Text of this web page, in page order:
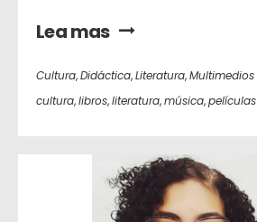
Lea mas
Cultura,Didáctica,Literatura,Multimedios
cultura,libros,literatura,música,películas